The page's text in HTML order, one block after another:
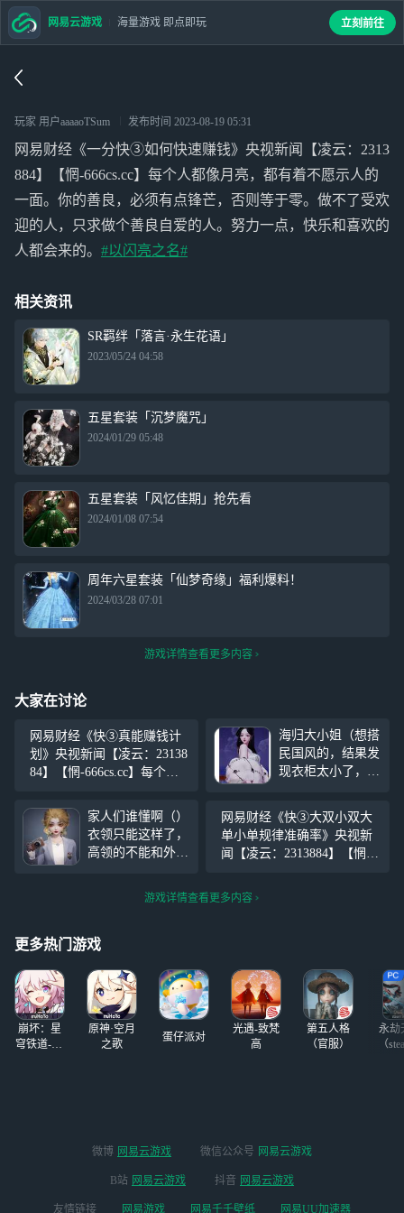
玩家 用户aaaaoTSum 发布时间 2023-08-19 05:31
网易财经《一分快③如何快速赚钱》央视新闻【凌云：2313
884】【惘-666cs.cc】每个人都像月亮，都有着不愿示人的
一面。你的善良，必须有点锋芒，否则等于零。做不了受欢
迎的人，只求做个善良自爱的人。努力一点，快乐和喜欢的
人都会来的。 #以闪亮之名#
相关资讯
SR羁绊「落言·永生花语」
2023/05/24 04:58
五星套装「沉梦魔咒」
2024/01/29 05:48
五星套装「风忆佳期」抢先看
2024/01/08 07:54
周年六星套装「仙梦奇缘」福利爆料！
2024/03/28 07:01
游戏详情查看更多内容
大家在讨论
网易财经《快③真能赚钱计
划》央视新闻【凌云：23138
84】【惘-666cs.cc】每个人
的一面。你的善良，必须有
点锋芒，否则等于零。做不
了受欢迎的人，只求做个善
良自爱的人。努
海归大小姐（想搭
民国风的，结果发
现衣柜太小了，没
了一个不懂在搭什
么的圣诞树（就喜
欢什么都
戴！！！））+代
家人们谁懂啊（）
衣领只能这样了，
高领的不能和外套
的不能和这个项链
同时存在（）发型
纯为爱发电（）
网易财经《快③大双小双大
单小单规律准确率》央视新
闻【凌云：2313884】【惘-6
都有着不愿示人的一面。你
游戏详情查看更多内容
更多热门游戏
崩坏：星
穹铁道-4.4
原神·空月
之歌
蛋仔派对
光遇-致梵
高
第五人格
（官服）
永劫
（
网易云游戏 海量游戏 即点即玩 立刻前往
微博 网易云游戏 微信公众号 网易云游戏
B站 网易云游戏 抖音 网易云游戏
友情链接 网易游戏 网易千千壁纸 网易UU加速器